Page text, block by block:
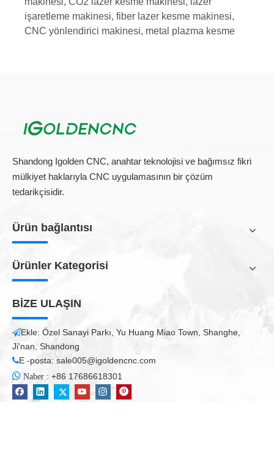
2. Laminasyon Malzemesi: Yüksek parlak akrilik, FIR
geçirmez tahta, PVC kartı ve metal kartı, PE, PVC filmi,
fabrikası.